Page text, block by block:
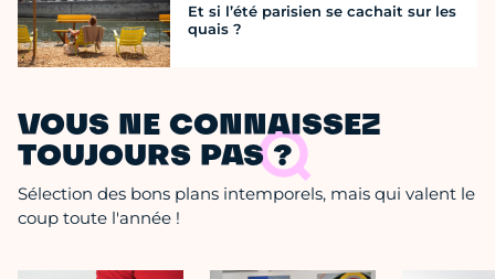
Et si l’été parisien se cachait sur les
quais ?
VOUS NE CONNAISSEZ
TOUJOURS PAS ?
Sélection des bons plans intemporels, mais qui valent le
coup toute l'année !